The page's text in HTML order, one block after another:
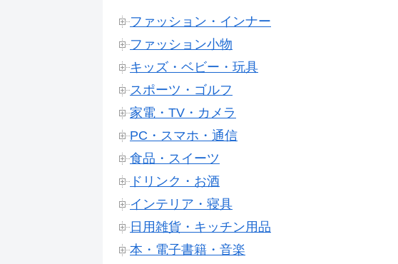
ファッション・インナー
ファッション小物
キッズ・ベビー・玩具
スポーツ・ゴルフ
家電・TV・カメラ
PC・スマホ・通信
食品・スイーツ
ドリンク・お酒
インテリア・寝具
日用雑貨・キッチン用品
本・電子書籍・音楽